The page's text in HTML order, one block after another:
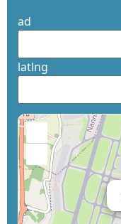
ad
latlng